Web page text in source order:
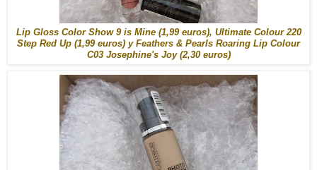
Lip Gloss Color Show 9 is Mine (1,99 euros), Ultimate Colour 220
Step Red Up (1,99 euros) y Feathers & Pearls Roaring Lip Colour
C03 Josephine's Joy (2,30 euros)